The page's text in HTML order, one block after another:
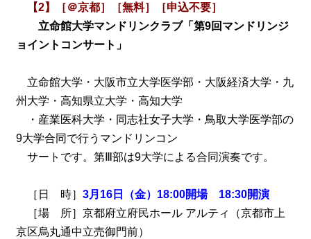
【2】［＠京都］［無料］［申込不要］
立命館大学マンドリンクラブ「第9回マンドリンジ
ョイントコンサート」
立命館大学・大阪市立大学医学部・大阪経済大学・九
州大学・高知県立大学・高知大学
・産業医科大学・同志社女子大学・鳥取大学医学部の
9大学合同で行うマンドリンコン
サートです。第Ⅲ部は9大学による合同演奏です。
［日 時］ 3月16日（金）18:00開場 18:30開演
［場 所］京都府立府民ホール アルティ（京都市上
京区烏丸通中立売御門前）